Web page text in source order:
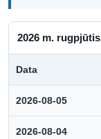
2026 m. rugpjūtis
Data
2026-08-05
2026-08-04